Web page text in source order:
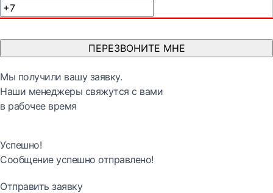
ПЕРЕЗВОНИТЕ МНЕ
Мы получили вашу заявку.
Наши менеджеры свяжутся с вами
в рабочее время
Успешно!
Сообщение успешно отправлено!
Отправить заявку